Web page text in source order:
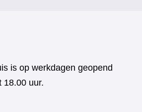
is op werkdagen geopend
18.00 uur.